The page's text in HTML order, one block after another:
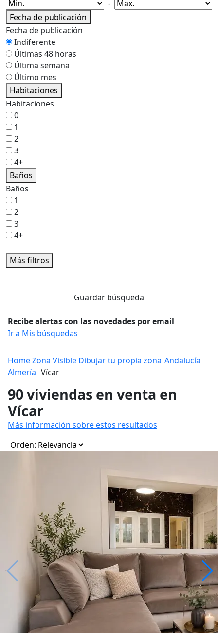
-
Fecha de publicación
Fecha de publicación
Indiferente
Últimas 48 horas
Última semana
Último mes
Habitaciones
Habitaciones
0
1
2
3
4+
Baños
Baños
1
2
3
4+
Más filtros
Guardar búsqueda
Recibe alertas con las novedades por email
Ir a Mis búsquedas
HomeZona Vislble Dibujar tu propia zona Andalucía
Almería Vícar
90 viviendas en venta en
Vícar
Más información sobre estos resultados